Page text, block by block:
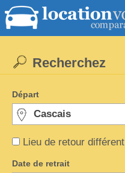
Lieu de retour différent
Recherchez
Départ
Date de retrait